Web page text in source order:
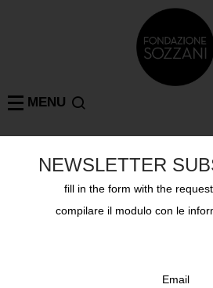
MENU
ARMIN LINKE
NEWSLETTER
fill in the form with the
compilare il modulo con le
Email